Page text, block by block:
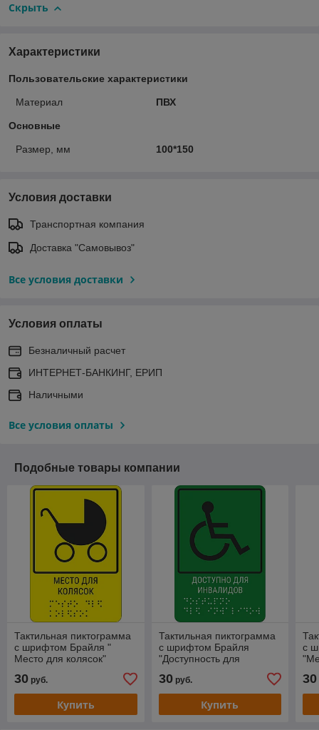
Скрыть
Характеристики
Пользовательские характеристики
Материал ПВХ
Основные
Размер, мм 100*150
Условия доставки
Транспортная компания
Доставка "Самовывоз"
Все условия доставки
Условия оплаты
Безналичный расчет
ИНТЕРНЕТ-БАНКИНГ, ЕРИП
Наличными
Все условия оплаты
Подобные товары компании
Тактильная пиктограмма
с шрифтом Брайля "
Место для колясок"
30 руб.
Купить
Тактильная пиктограмма
с шрифтом Брайля
"Доступность для
категорий"
30руб.
Купить
с
30